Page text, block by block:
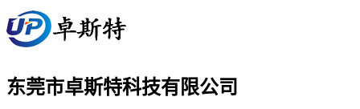
东莞市卓斯特科技有限公司